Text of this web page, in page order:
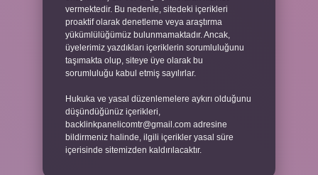
vermektedir. Bu nedenle, sitedeki içerikleri
proaktif olarak denetleme veya araştırma
yükümlülüğümüz bulunmamaktadır. Ancak,
üyelerimiz yazdıkları içeriklerin sorumluluğunu
taşımakta olup, siteye üye olarak bu
sorumluluğu kabul etmiş sayılırlar.
Hukuka ve yasal düzenlemelere aykırı olduğunu
düşündüğünüz içerikleri,
backlinkpanelicomtr@gmail.com adresine
bildirmeniz halinde, ilgili içerikler yasal süre
içerisinde sitemizden kaldırılacaktır.